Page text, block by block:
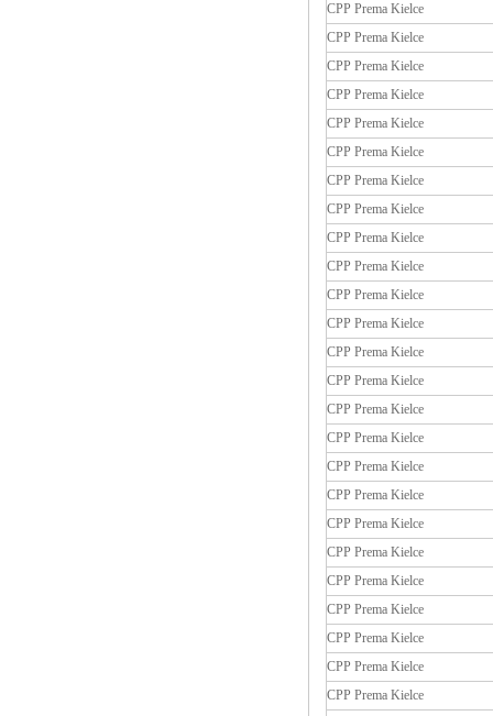
CPP Prema Kielce
CPP Prema Kielce
CPP Prema Kielce
CPP Prema Kielce
CPP Prema Kielce
CPP Prema Kielce
CPP Prema Kielce
CPP Prema Kielce
CPP Prema Kielce
CPP Prema Kielce
CPP Prema Kielce
CPP Prema Kielce
CPP Prema Kielce
CPP Prema Kielce
CPP Prema Kielce
CPP Prema Kielce
CPP Prema Kielce
CPP Prema Kielce
CPP Prema Kielce
CPP Prema Kielce
CPP Prema Kielce
CPP Prema Kielce
CPP Prema Kielce
CPP Prema Kielce
CPP Prema Kielce